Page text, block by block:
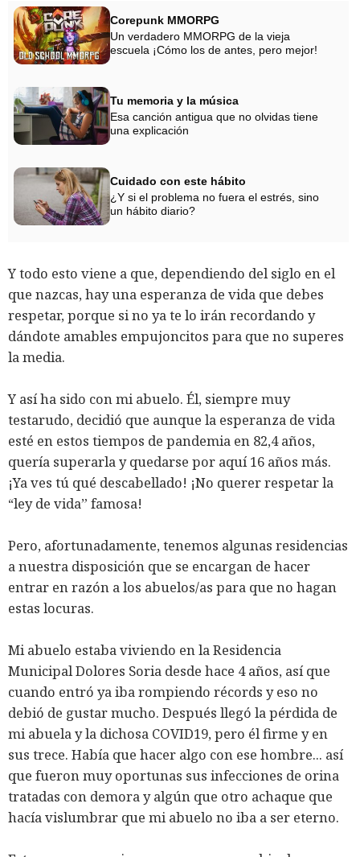
Corepunk MMORPG
Un verdadero MMORPG de la vieja
escuela ¡Cómo los de antes, pero mejor!
Tu memoria y la música
Esa canción antigua que no olvidas tiene
una explicación
Cuidado con este hábito
¿Y si el problema no fuera el estrés, sino
un hábito diario?
Y todo esto viene a que, dependiendo del siglo en el
que nazcas, hay una esperanza de vida que debes
respetar, porque si no ya te lo irán recordando y
dándote amables empujoncitos para que no superes
la media.
Y así ha sido con mi abuelo. Él, siempre muy
testarudo, decidió que aunque la esperanza de vida
esté en estos tiempos de pandemia en 82,4 años,
quería superarla y quedarse por aquí 16 años más.
¡Ya ves tú qué descabellado! ¡No querer respetar la
“ley de vida” famosa!
Pero, afortunadamente, tenemos algunas residencias
a nuestra disposición que se encargan de hacer
entrar en razón a los abuelos/as para que no hagan
estas locuras.
Mi abuelo estaba viviendo en la Residencia
Municipal Dolores Soria desde hace 4 años, así que
cuando entró ya iba rompiendo récords y eso no
debió de gustar mucho. Después llegó la pérdida de
mi abuela y la dichosa COVID19, pero él firme y en
sus trece. Había que hacer algo con ese hombre... así
que fueron muy oportunas sus infecciones de orina
tratadas con demora y algún que otro achaque que
hacía vislumbrar que mi abuelo no iba a ser eterno.